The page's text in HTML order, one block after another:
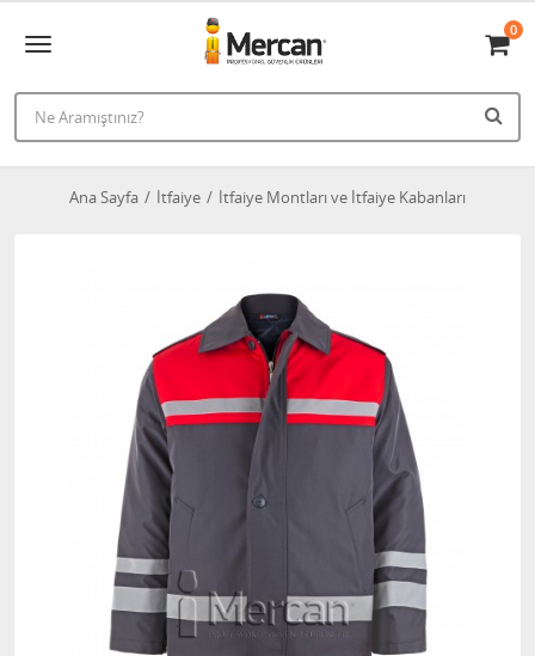
0
Ana Sayfa İtfaiye İtfaiye Montları ve İtfaiye Kabanları